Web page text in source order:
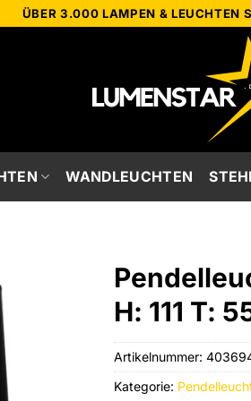
ÜBER 3.000 LAMPEN & LEUCHTEN
WANDLEUCHTEN
H: 111 T:
Artikelnummer:
Kategorie: